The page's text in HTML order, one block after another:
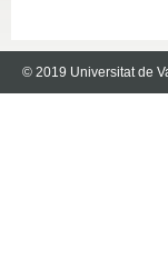
© 2019 Universitat de